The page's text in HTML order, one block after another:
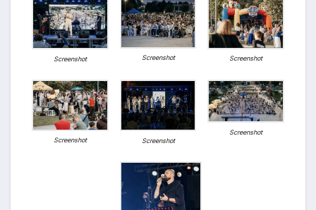
Screenshot Screenshot Screenshot
Screenshot Screenshot
Screenshot